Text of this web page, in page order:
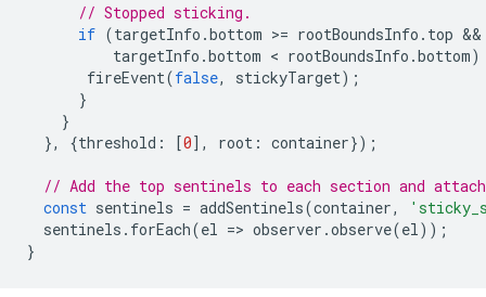
// Stopped sticking.
if (targetInfo .bottom >= rootBoundsInfo . top
targetInfo .bottom < rootBoundsInfo .bottom)
fireEvent(false, stickyTarget);
}
}
},
{threshold : [0], root : container});
// Add the top sentinels to each section and
const sentinels = addSentinels(container,
sentinels . forEach(el => observer .observe(el ));
}